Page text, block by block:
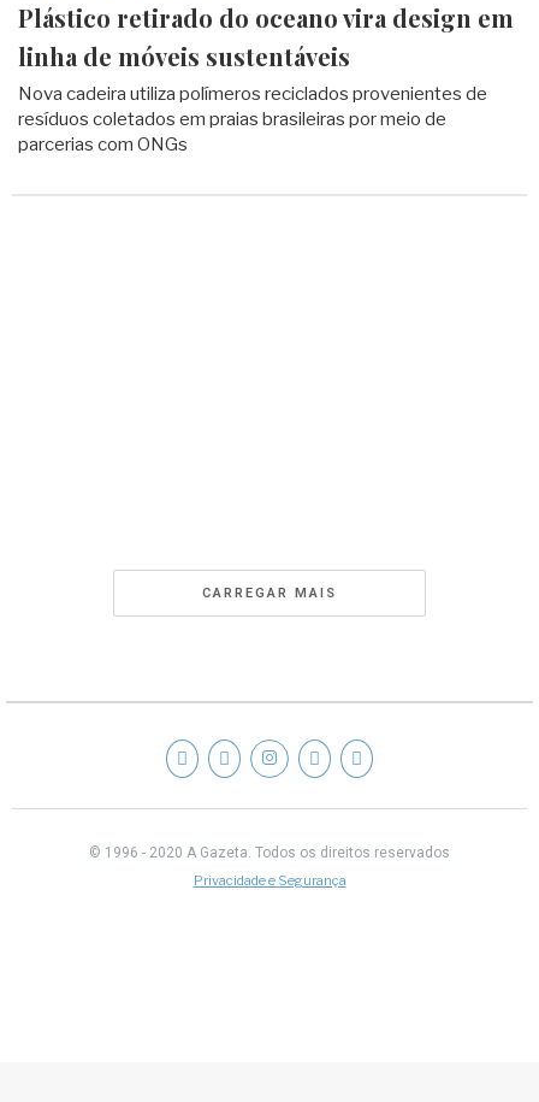
Plástico retirado do oceano vira design em
linha de móveis sustentáveis
Nova cadeira utiliza polímeros reciclados provenientes de
resíduos coletados em praias brasileiras por meio de
parcerias com ONGs
CARREGAR MAIS
© 1996 - 2020 A Gazeta. Todos os direitos reservados
Privacidade e Segurança